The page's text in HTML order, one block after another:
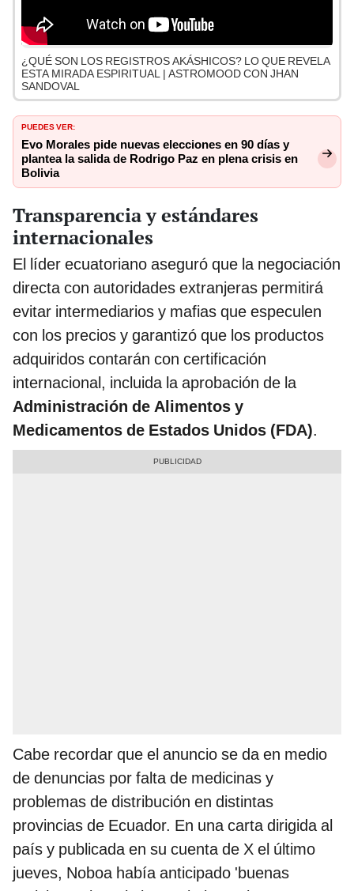
¿QUÉ SON LOS REGISTROS AKÁSHICOS? LO QUE REVELA
ESTA MIRADA ESPIRITUAL | ASTROMOOD CON JHAN
SANDOVAL
PUEDES VER:
Evo Morales pide nuevas elecciones en 90 días y
plantea la salida de Rodrigo Paz en plena crisis en
Bolivia
Transparencia y estándares
internacionales
El líder ecuatoriano aseguró que la negociación
directa con autoridades extranjeras permitirá
evitar intermediarios y mafias que especulen
con los precios y garantizó que los productos
adquiridos contarán con certificación
internacional, incluida la aprobación de la
Administración de Alimentos y
Medicamentos de Estados Unidos (FDA).
Cabe recordar que el anuncio se da en medio
de denuncias por falta de medicinas y
problemas de distribución en distintas
provincias de Ecuador. En una carta dirigida al
país y publicada en su cuenta de X el último
jueves, Noboa había anticipado 'buenas